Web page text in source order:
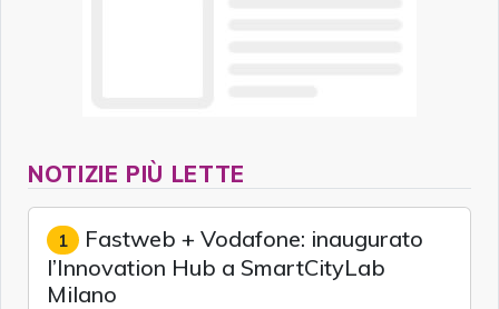
NOTIZIE PIÙ LETTE
1 Fastweb + Vodafone: inaugurato
l’Innovation Hub a SmartCityLab
Milano